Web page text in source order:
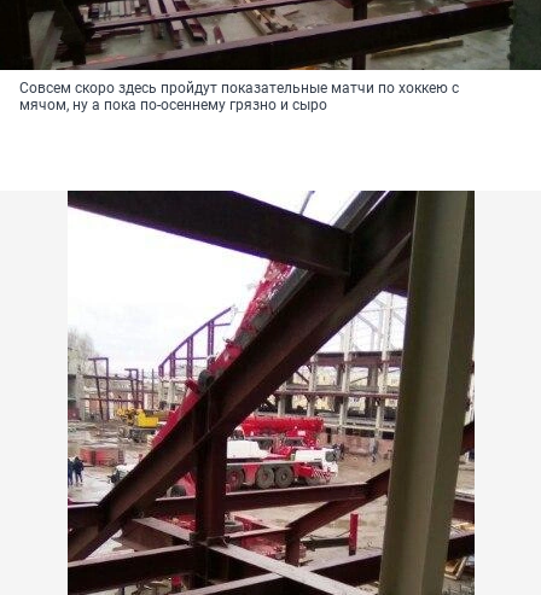
Совсем скоро здесь пройдут показательные матчи по хоккею с
мячом, ну а пока по-осеннему грязно и сыро